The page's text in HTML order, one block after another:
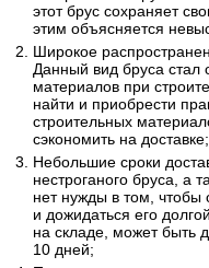
этот брус сохраняет
этим объясняется
Широкое
Данный вид бруса стал
материалов при
найти и приобрести
строительных
сэкономить на доставке;
Небольшие сроки
нестроганого бруса, а
нет нужды в том, чтобы
и дожидаться его
на складе, может быть
10 дней;